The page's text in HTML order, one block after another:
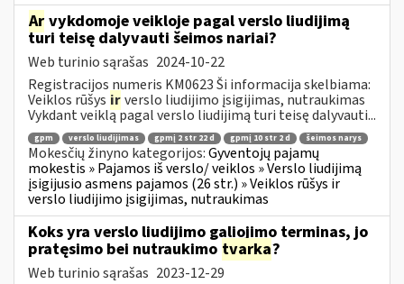
Ar vykdomoje veikloje pagal verslo liudijimą
turi teisę dalyvauti šeimos nariai?
Web turinio sąrašas 2024-10-22
Registracijos numeris KM0623 Ši informacija skelbiama:
Veiklos rūšys irverslo liudijimo įsigijimas, nutraukimas
Vykdant veiklą pagal verslo liudijimą turi teisę dalyvauti...
gpm verslo liudijimas gpmį 2 str 22 d gpmį 10 str 2 d šeimos narys
Mokesčių žinyno kategorijos:Gyventojų pajamų
mokestis » Pajamos iš verslo/ veiklos » Verslo liudijimą
įsigijusio asmens pajamos (26 str.) » Veiklos rūšys ir
verslo liudijimo įsigijimas, nutraukimas
Koks yra verslo liudijimo galiojimo terminas, jo
pratęsimo bei nutraukimo tvarka?
Web turinio sąrašas 2023-12-29